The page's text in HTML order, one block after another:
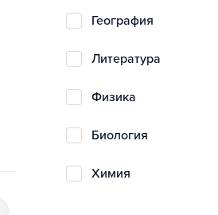
география
литература
физика
биология
химия